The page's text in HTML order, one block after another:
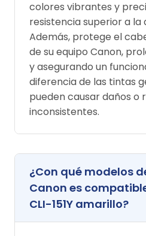
colores vibrantes y
resistencia superior a la
Además, protege el
de su equipo Canon,
y asegurando un
diferencia de las tintas
pueden causar daños o
inconsistentes.
¿Con qué modelos
Canon es
CLI-151Y amarillo?